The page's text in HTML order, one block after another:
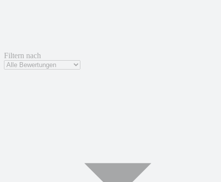
Filtern nach